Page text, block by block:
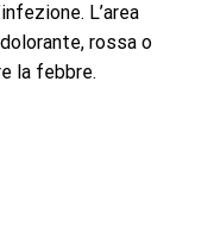
L’area
rossa o
la febbre.